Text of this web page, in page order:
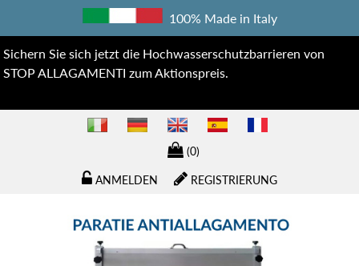
100% Made in Italy
Sichern Sie sich jetzt die Hochwasserschutzbarrieren von
STOP ALLAGAMENTI zum Aktionspreis.
(0)
REGISTRIERUNG
ANMELDEN